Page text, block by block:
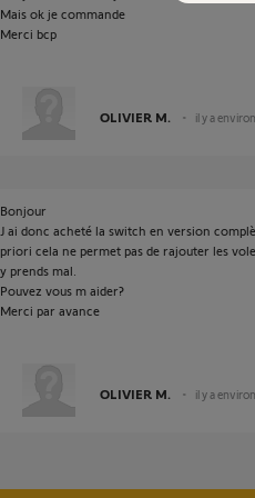
Mais ok je commande
Merci bcp
OLIVIER M. il y a
Bonjour
J ai donc acheté la switch en version
priori cela ne permet pas de rajouter les
y prends mal.
Pouvez vous m aider?
Merci par avance
OLIVIER M. il y a